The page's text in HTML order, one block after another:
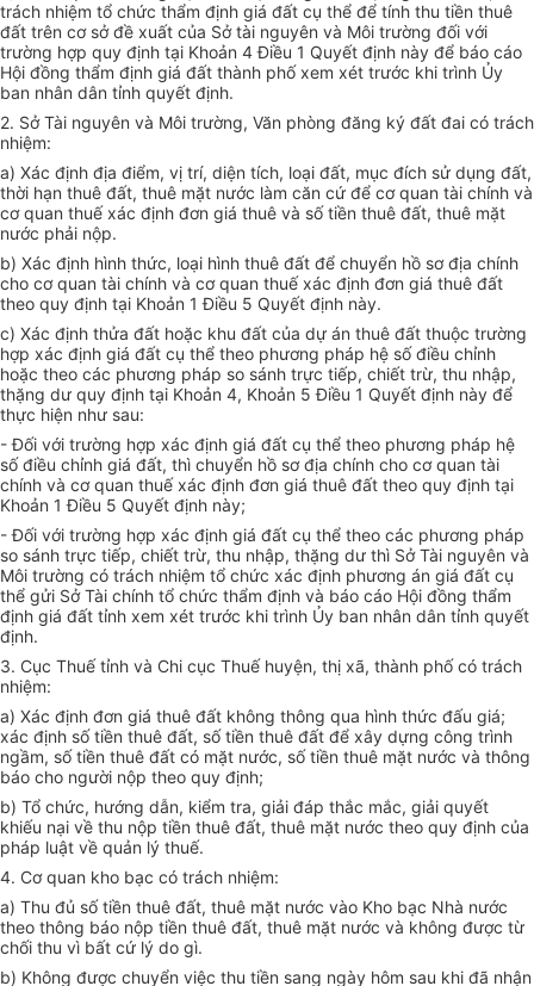
trách nhiệm tổ chức thẩm định giá đất cụ thể để tính thu tiền thuê
đất trên cơ sở đề xuất của Sở tài nguyên và Môi trường đối với
trường hợp quy định tại Khoản 4 Điều 1 Quyết định này để báo cáo
Hội đồng thẩm định giá đất thành phố xem xét trước khi trình Ủy
ban nhân dân tỉnh quyết định.
2. Sở Tài nguyên và Môi trường, Văn phòng đăng ký đất đai có trách
nhiệm:
a) Xác định địa điểm, vị trí, diện tích, loại đất, mục đích sử dụng đất,
thời hạn thuê đất, thuê mặt nước làm căn cứ để cơ quan tài chính và
cơ quan thuế xác định đơn giá thuê và số tiền thuê đất, thuê mặt
nước phải nộp.
b) Xác định hình thức, loại hình thuê đất để chuyển hồ sơ địa chính
cho cơ quan tài chính và cơ quan thuế xác định đơn giá thuê đất
theo quy định tại Khoản 1 Điều 5 Quyết định này.
c) Xác định thửa đất hoặc khu đất của dự án thuê đất thuộc trường
hợp xác định giá đất cụ thể theo phương pháp hệ số điều chỉnh
hoặc theo các phương pháp so sánh trực tiếp, chiết trừ, thu nhập,
thặng dư quy định tại Khoản 4, Khoản 5 Điều 1 Quyết định này để
thực hiện như sau:
- Đối với trường hợp xác định giá đất cụ thể theo phương pháp hệ
số điều chỉnh giá đất, thì chuyển hồ sơ địa chính cho cơ quan tài
chính và cơ quan thuế xác định đơn giá thuê đất theo quy định tại
Khoản 1 Điều 5 Quyết định này;
- Đối với trường hợp xác định giá đất cụ thể theo các phương pháp
so sánh trực tiếp, chiết trừ, thu nhập, thặng dư thì Sở Tài nguyên và
Môi trường có trách nhiệm tổ chức xác định phương án giá đất cụ
thể gửi Sở Tài chính tổ chức thẩm định và báo cáo Hội đồng thẩm
định giá đất tỉnh xem xét trước khi trình Ủy ban nhân dân tỉnh quyết
định.
3. Cục Thuế tỉnh và Chi cục Thuế huyện, thị xã, thành phố có trách
nhiệm:
a) Xác định đơn giá thuê đất không thông qua hình thức đấu giá;
xác định số tiền thuê đất, số tiền thuê đất để xây dựng công trình
ngầm, số tiền thuê đất có mặt nước, số tiền thuê mặt nước và thông
báo cho người nộp theo quy định;
b) Tổ chức, hướng dẫn, kiểm tra, giải đáp thắc mắc, giải quyết
khiếu nại về thu nộp tiền thuê đất, thuê mặt nước theo quy định của
pháp luật về quản lý thuế.
4. Cơ quan kho bạc có trách nhiệm:
a) Thu đủ số tiền thuê đất, thuê mặt nước vào Kho bạc Nhà nước
theo thông báo nộp tiền thuê đất, thuê mặt nước và không được từ
chối thu vì bất cứ lý do gì.
b) Không được chuyển việc thu tiền sang ngày hôm sau khi đã nhận